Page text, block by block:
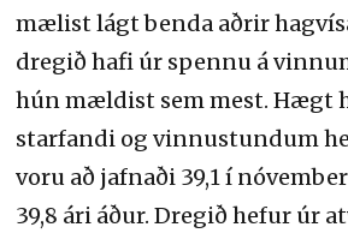
mælist lágt benda aðrir
dregið hafi úr spennu á
hún mældist sem mest. Hægt
starfandi og vinnustundum
voru að jafnaði 39,1 í
39,8 ári áður. Dregið hefur úr